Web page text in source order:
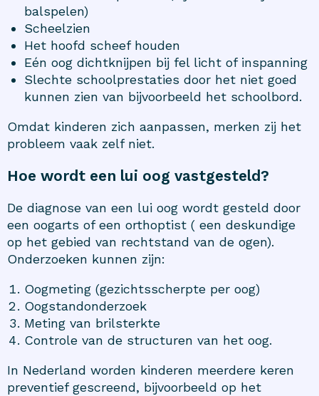
balspelen)
Scheelzien
Het hoofd scheef houden
Eén oog dichtknijpen bij fel licht of inspanning
Slechte schoolprestaties door het niet goed
kunnen zien van bijvoorbeeld het schoolbord.
Omdat kinderen zich aanpassen, merken zij het
probleem vaak zelf niet.
Hoe wordt een lui oog vastgesteld?
De diagnose van een lui oog wordt gesteld door
een oogarts of een orthoptist ( een deskundige
op het gebied van rechtstand van de ogen).
Onderzoeken kunnen zijn:
Oogmeting (gezichtsscherpte per oog)
Oogstandonderzoek
Meting van brilsterkte
Controle van de structuren van het oog.
In Nederland worden kinderen meerdere keren
preventief gescreend, bijvoorbeeld op het